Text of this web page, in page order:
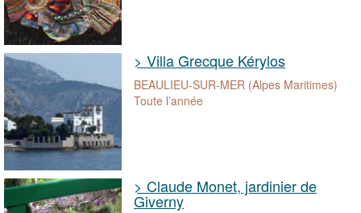
> Villa Grecque Kérylos
BEAULIEU-SUR-MER (Alpes Maritimes)
Toute l’année
> Claude Monet, jardinier de
Giverny